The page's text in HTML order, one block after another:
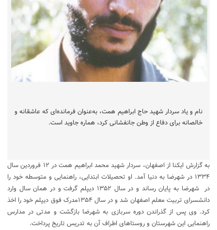
نام و یاد سردار شهید حاج ابراهیم همت، به‌عنوان فرمانده‌ای که عاشقانه و
خالصانه برای دفاع از وطن جانفشانی کرد، هماره جاوید است.
به گزارش ایکنا از اصفهان، سردار شهید محمد ابراهیم همت در ۱۲ فروردین سال
۱۳۳۴ در شهرضا به دنیا آمد. او تحصیلات ابتدایی، راهنمایی و متوسطه خود را
در شهرضا به پایان رساند و در سال ۱۳۵۲ دیپلم گرفت و در همان سال وارد
دانشسرای تربیت معلم اصفهان شد و در سال ۱۳۵۴مدرک فوق دیپلم خود را اخذ
کرد. وی پس از گذراندن دوره سربازی به شهرضا بازگشت و مدتی در مدارس
راهنمایی این شهرستان و روستاهای اطراف آن به تدریس تاریخ پرداخت.